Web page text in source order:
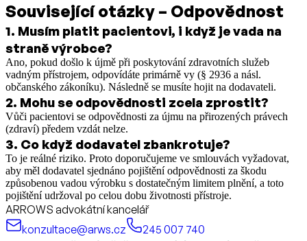
Související otázky – Odpovědnost
1. Musím platit pacientovi, i když je vada na
straně výrobce?
Ano, pokud došlo k újmě při poskytování zdravotních služeb
vadným přístrojem, odpovídáte primárně vy (§ 2936 a násl.
občanského zákoníku). Následně se musíte hojit na dodavateli.
2. Mohu se odpovědnosti zcela zprostit?
Vůči pacientovi se odpovědnosti za újmu na přirozených právech
(zdraví) předem vzdát nelze.
3. Co když dodavatel zbankrotuje?
To je reálné riziko. Proto doporučujeme ve smlouvách vyžadovat,
aby měl dodavatel sjednáno pojištění odpovědnosti za škodu
způsobenou vadou výrobku s dostatečným limitem plnění, a toto
pojištění udržoval po celou dobu životnosti přístroje.
ARROWS advokátní kancelář
konzultace@arws.cz
245 007 740